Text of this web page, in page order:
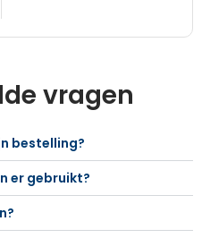
vragen
bestelling?
er gebruikt?